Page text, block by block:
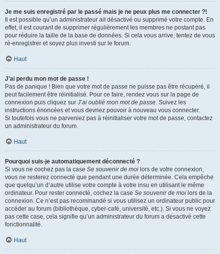
Je me suis enregistré par le passé mais je ne peux plus me connecter ?!
Il est possible qu’un administrateur ait désactivé ou supprimé votre compte. En
effet, il est courant de supprimer régulièrement les membres ne postant pas
pour réduire la taille de la base de données. Si cela vous arrive, tentez de vous
ré-enregistrer et soyez plus investi sur le forum.
Haut
J’ai perdu mon mot de passe !
Pas de panique ! Bien que votre mot de passe ne puisse pas être récupéré, il
peut facilement être réinitialisé. Pour ce faire, rendez vous sur la page de
connexion puis cliquez sur J’ai oublié mon mot de passe. Suivez les
instructions énoncées et vous devriez pouvoir à nouveau vous connecter.
Si toutefois vous ne parveniez pas à réinitialiser votre mot de passe, contactez
un administrateur du forum.
Haut
Pourquoi suis-je automatiquement déconnecté ?
Si vous ne cochez pas la case Se souvenir de moi lors de votre connexion,
vous ne resterez connecté que pendant une durée déterminée. Cela empêche
que quelqu’un d’autre utilise votre compte à votre insu en utilisant le même
ordinateur. Pour rester connecté, cochez la case Se souvenir de moi lors de la
connexion. Ce n’est pas recommandé si vous utilisez un ordinateur public pour
accéder au forum (bibliothèque, cyber-café, université, etc.). Si vous ne voyez
pas cette case, cela signifie qu’un administrateur du forum a désactivé cette
fonctionnalité.
Haut